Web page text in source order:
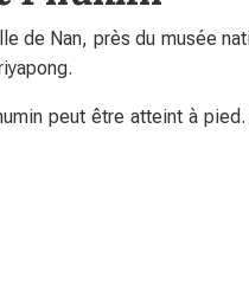
de Nan, près du musée
peut être atteint à